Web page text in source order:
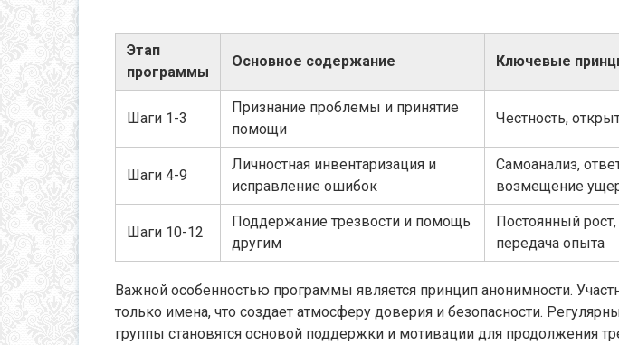
Этап
программы
Основное содержание Ключевые
Шаги 1-3
Признание проблемы и принятие
помощи
Честность,
Шаги 4-9
Личностная инвентаризация и
исправление ошибок
Самоанализ,
возмещение
Шаги 10-12
Поддержание трезвости и помощь
другим
Постоянный
передача опыта
Важной особенностью программы является принцип анонимности.
только имена, что создает атмосферу доверия и безопасности.
группы становятся основой поддержки и мотивации для продолжения